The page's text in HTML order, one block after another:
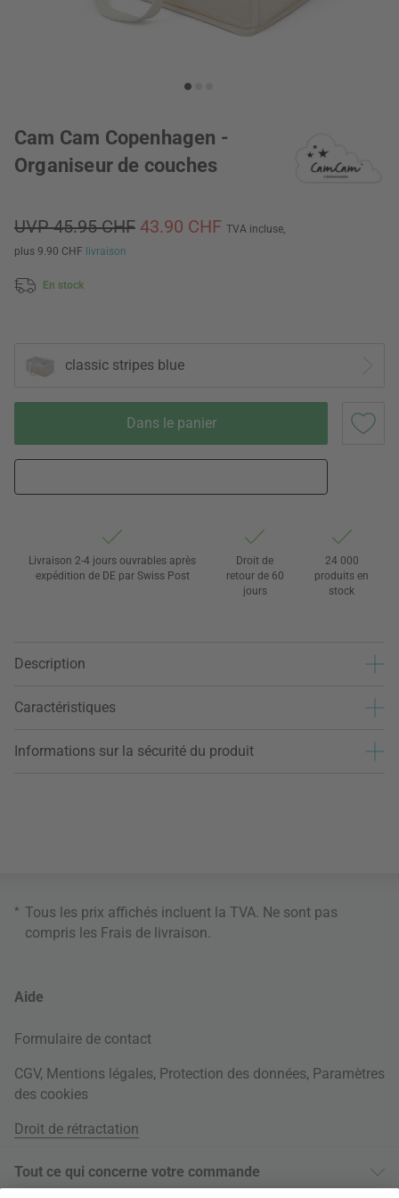
Cam Cam Copenhagen -
Organiseur de couches
UVP 45.95 CHF 43.90 CHF TVA incluse,
plus 9.90 CHF livraison
En stock
classic stripes blue
Dans le panier
Livraison 2-4 jours ouvrables après
expédition de DE par Swiss Post
Droit de
retour de 60
jours
24 000
produits en
stock
Description
Caractéristiques
Informations sur la sécurité du produit
* Tous les prix affichés incluent la TVA. Ne sont pas
compris les Frais de livraison
Aide
Formulaire de contact
CGV, Mentions légales, Protection des données, Paramètres
des cookies
Droit de rétractation
Tout ce qui concerne votre commande